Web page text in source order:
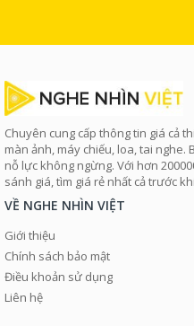
Chuyên cung cấp thông tin giá cả
màn ảnh, máy chiếu, loa, tai nghe.
nỗ lực không ngừng. Với hơn
sánh giá, tìm giá rẻ nhất cả trước
VỀ NGHE NHÌN VIỆT
Giới thiệu
Chính sách bảo mật
Điều khoản sử dụng
Liên hệ